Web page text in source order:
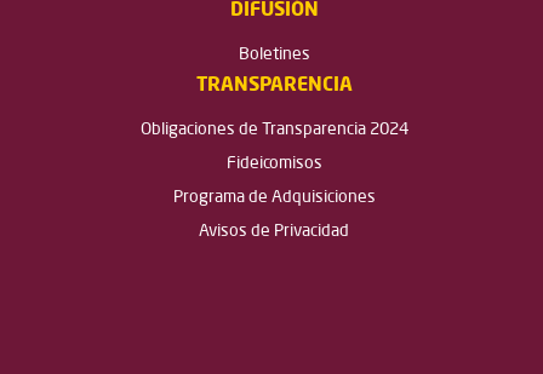
DIFUSIÓN
Boletines
TRANSPARENCIA
Obligaciones de Transparencia 2024
Fideicomisos
Programa de Adquisiciones
Avisos de Privacidad